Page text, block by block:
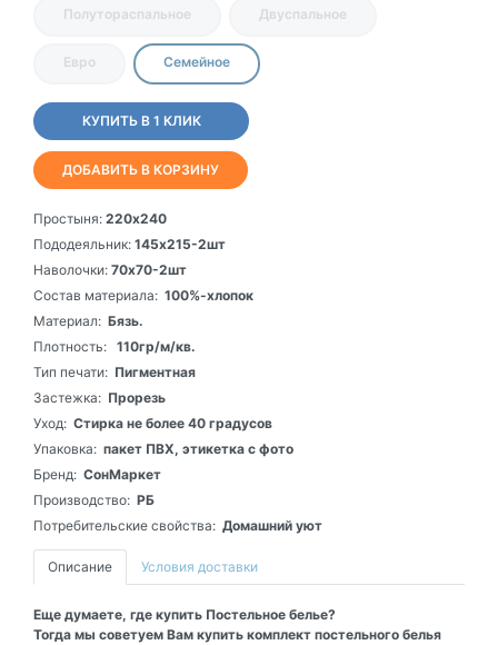
Полутораспальное Двуспальное
Евро Семейное
КУПИТЬ В 1 КЛИК
ДОБАВИТЬ В КОРЗИНУ
Простыня: 220х240
Пододеяльник: 145х215-2шт
Наволочки: 70х70-2шт
Состав материала: 100%-хлопок
Материал: Бязь.
Плотность: 110гр/м/кв.
Тип печати: Пигментная
Застежка: Прорезь
Уход: Стирка не более 40 градусов
Упаковка: пакет ПВХ, этикетка с фото
Бренд: СонМаркет
Производство: РБ
Потребительские свойства: Домашний уют
Описание Условия доставки
Еще думаете, где купить Постельное белье?
Тогда мы советуем Вам купить комплект постельного белья